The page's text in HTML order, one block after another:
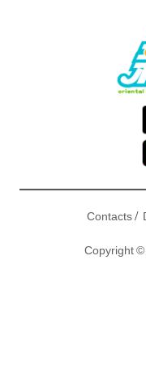
Contacts/
Copyright ©